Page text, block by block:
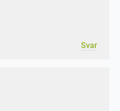
Svar